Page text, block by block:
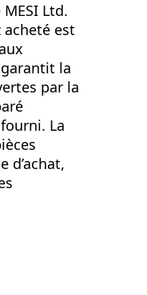
Ltd.
acheté est
la
par la
La
d’achat,